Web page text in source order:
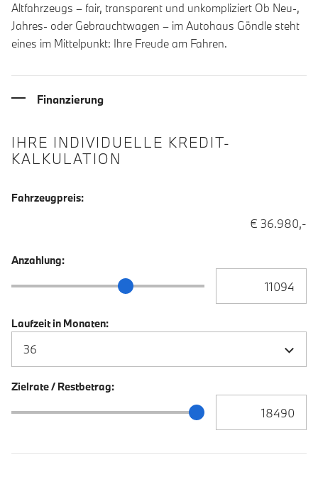
Altfahrzeugs – fair, transparent und unkompliziert Ob Neu-,
Jahres- oder Gebrauchtwagen – im Autohaus Göndle steht
eines im Mittelpunkt: Ihre Freude am Fahren.
Finanzierung
IHRE INDIVIDUELLE KREDIT-
KALKULATION
Fahrzeugpreis:
€ 36.980,-
Anzahlung:
Anzahlung Schieberegler
Laufzeit in Monaten:
Zielrate / Restbetrag:
Zielrate / Restbetrag Schieberegler